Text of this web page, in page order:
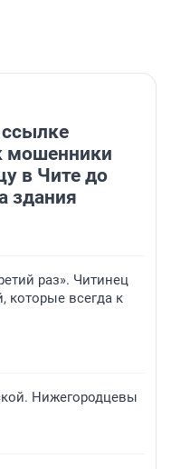
мошенники
в Чите до
здания
раз». Читинец
которые всегда к
Нижегородцевы